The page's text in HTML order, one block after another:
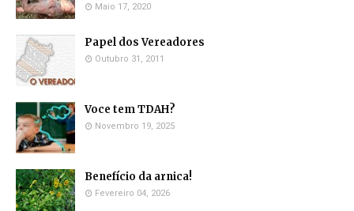
Maio 17, 2020
Papel dos Vereadores
Outubro 31, 2011
Voce tem TDAH?
Novembro 19, 2025
Benefício da arnica!
Fevereiro 04, 2026